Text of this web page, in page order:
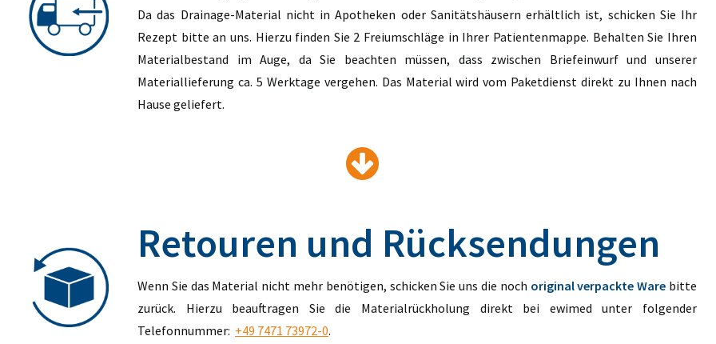
Da das Drainage-Material nicht in Apotheken oder Sanitätshäusern erhältlich ist, schicken Sie Ihr
Rezept bitte an uns. Hierzu finden Sie 2 Freiumschläge in Ihrer Patientenmappe. Behalten Sie Ihren
Materialbestand im Auge, da Sie beachten müssen, dass zwischen Briefeinwurf und unserer
Materiallieferung ca. 5 Werktage vergehen. Das Material wird vom Paketdienst direkt zu Ihnen nach
Hause geliefert.
Retouren und Rücksendungen
Wenn Sie das Material nicht mehr benötigen, schicken Sie uns die noch original verpackte Ware bitte
zurück. Hierzu beauftragen Sie die Materialrückholung direkt bei ewimed unter folgender
Telefonnummer: +49 7471 73972-0.